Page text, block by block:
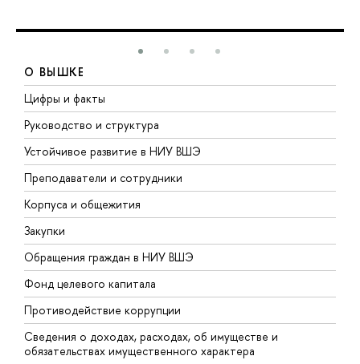
О ВЫШКЕ
Цифры и факты
Руководство и структура
Устойчивое развитие в НИУ ВШЭ
Преподаватели и сотрудники
Корпуса и общежития
Закупки
Обращения граждан в НИУ ВШЭ
Фонд целевого капитала
Противодействие коррупции
Сведения о доходах, расходах, об имуществе и
обязательствах имущественного характера